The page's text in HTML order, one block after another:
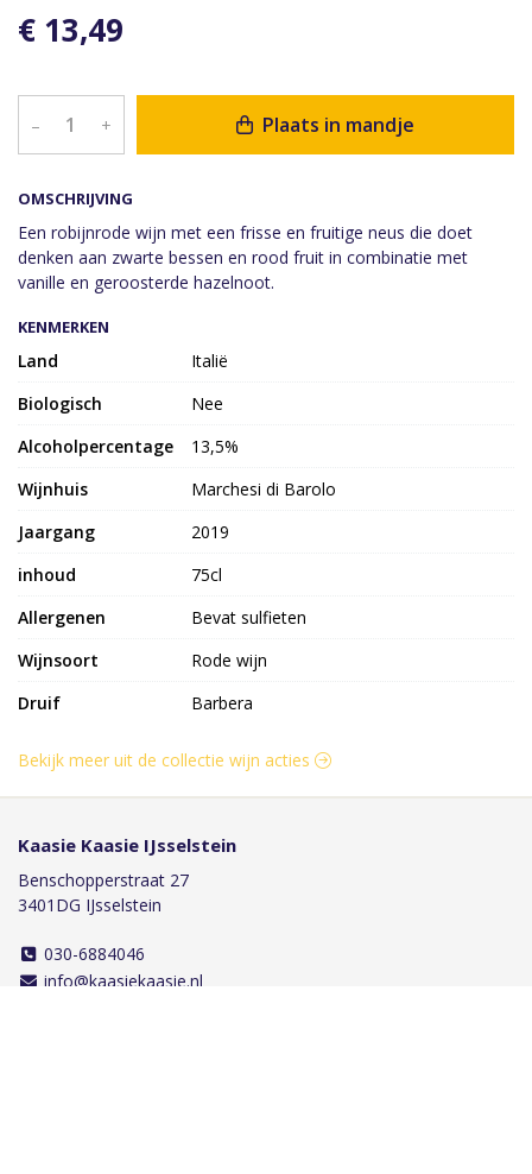
OMSCHRIJVING
Een robijnrode wijn met een frisse en fruitige neus die doet
denken aan zwarte bessen en rood fruit in combinatie met
vanille en geroosterde hazelnoot.
€ 13,49
– + Plaats in mandje
KENMERKEN
Land
Italië
Biologisch
Nee
Alcoholpercentage
13,5%
Wijnhuis
Marchesi di Barolo
Jaargang
2019
inhoud
75cl
Allergenen
Bevat sulfieten
Wijnsoort
Rode wijn
Druif
Barbera
Bekijk meer uit de collectie wijn acties
Kaasie Kaasie IJsselstein
Benschopperstraat 27
3401DG IJsselstein
030-6884046
info@kaasiekaasie.nl